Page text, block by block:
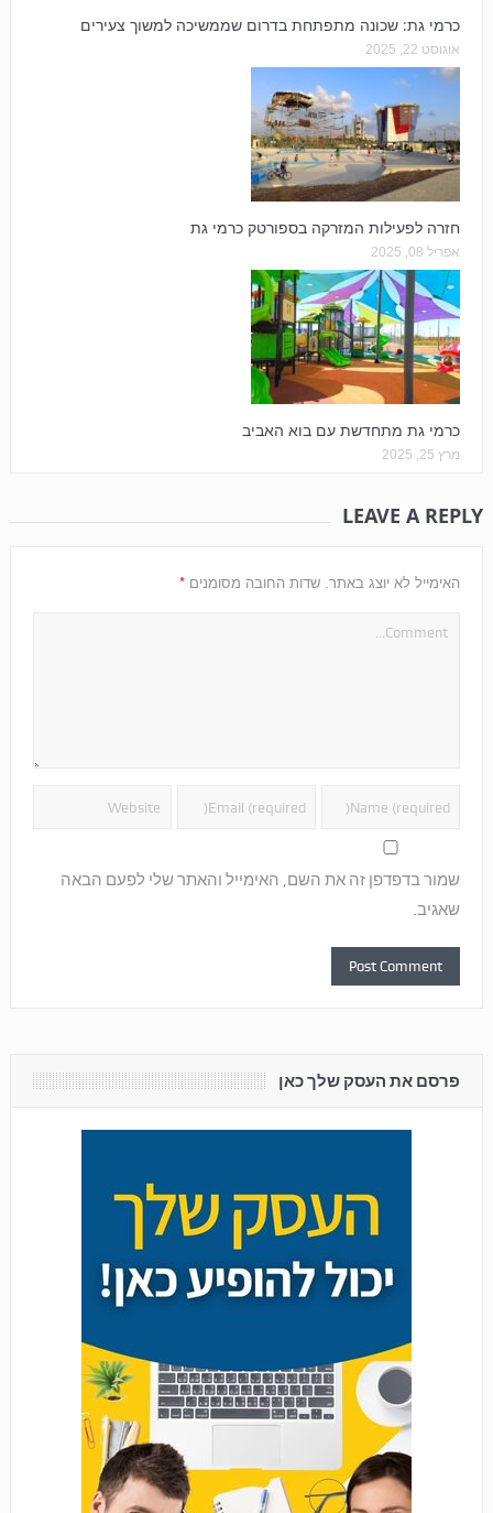
כרמי גת: שכונה מתפתחת בדרום שממשיכה למשוך צעירים
אוגוסט 22, 2025
חזרה לפעילות המזרקה בספורטק כרמי גת
אפריל 08, 2025
כרמי גת מתחדשת עם בוא האביב
מרץ 25, 2025
LEAVE A REPLY
האימייל לא יוצג באתר. שדות החובה מסומנים *
שמור בדפדפן זה את השם, האימייל והאתר שלי לפעם הבאה
שאגיב.
פרסם את העסק שלך כאן